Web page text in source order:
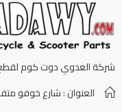
شركة العدوي دوت كوم لقطع
العنوان : شارع خوفو